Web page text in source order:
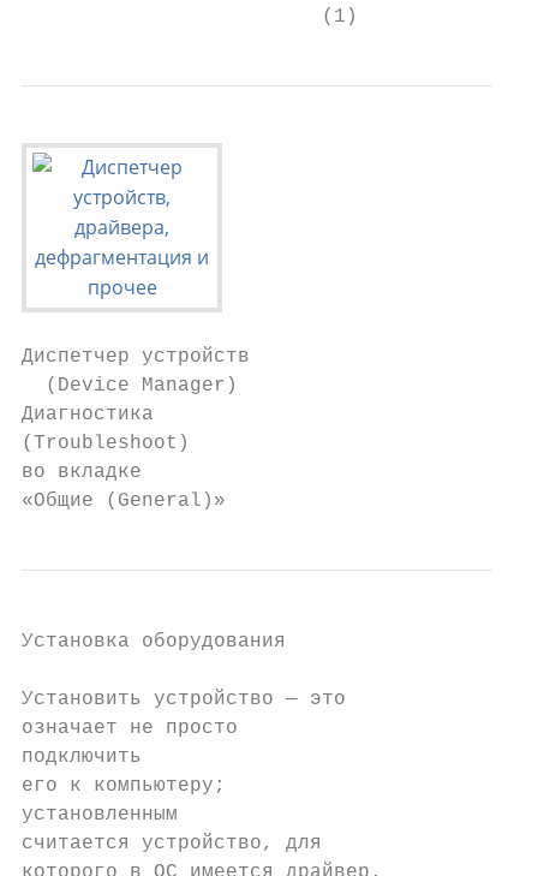
                         (1)
Диспетчер устройств
  (Device Manager)
Диагностика
(Troubleshoot)
во вкладке
«Общие (General)»
Установка оборудования
Установить устройство — это
означает не просто
подключить
его к компьютеру;
установленным
считается устройство, для